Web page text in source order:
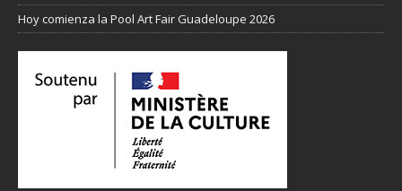
Hoy comienza la Pool Art Fair Guadeloupe 2026